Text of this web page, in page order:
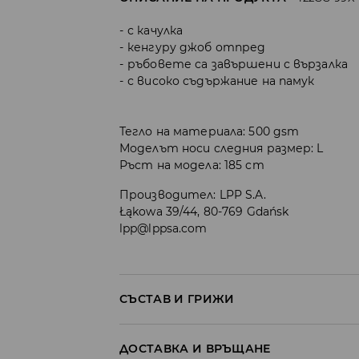
с качулка
кенгуру джоб отпред
ръбовете са завършени с вързалка
с високо съдържание на памук
Тегло на материала: 500 gsm
Моделът носи следния размер: L
Ръст на модела: 185 cm
Производител: LPP S.A.
Łąkowa 39/44, 80-769 Gdańsk
lpp@lppsa.com
СЪСТАВ И ГРИЖИ
ПЪРВА МАТЕРИЯ: 80% ПАМУК, 20%
ДОСТАВКА И ВРЪЩАНЕ